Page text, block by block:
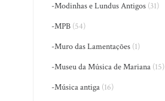
-Modinhas e Lundus Antigos (31)
-MPB (54)
-Muro das Lamentações (1)
-Museu da Música de Mariana (15)
-Música antiga (16)